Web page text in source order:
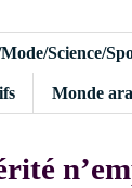
Science/
Monde